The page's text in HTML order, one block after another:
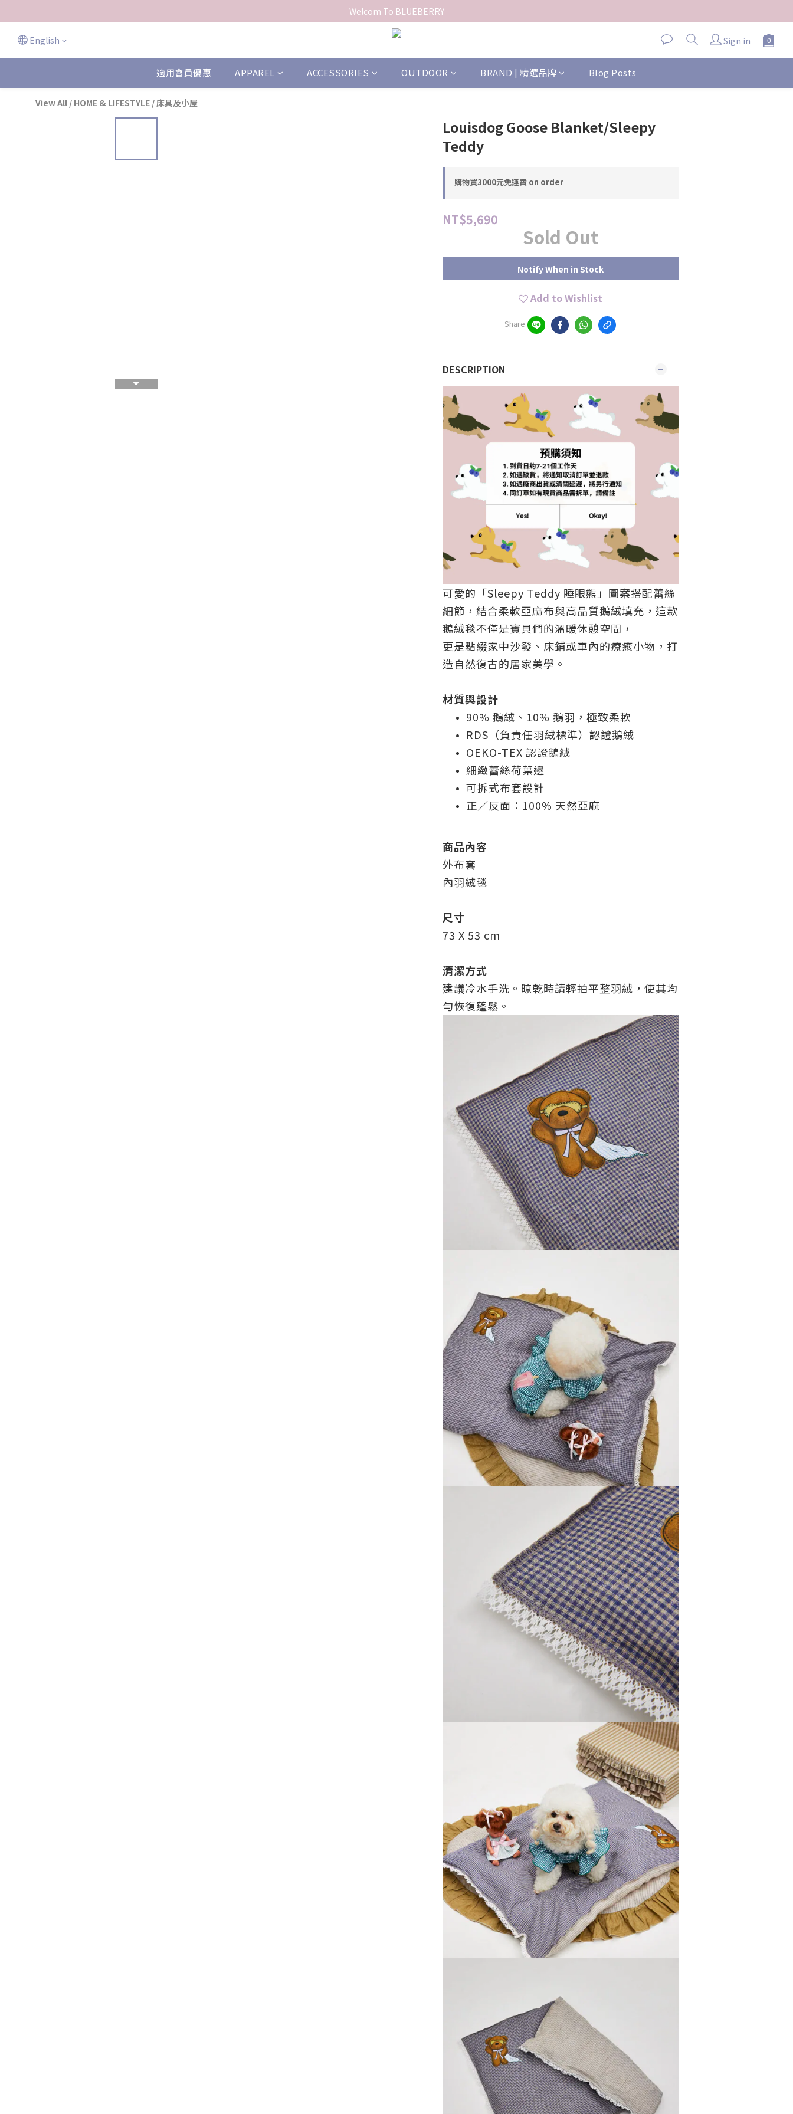
Welcom To BLUEBERRY
English Sign in
適用會員優惠 APPAREL ACCESSORIES OUTDOOR BRAND | 精選品牌 Blog Posts
View All / HOME & LIFESTYLE /床具及小屋
Louisdog Goose Blanket/Sleepy
Teddy
購物買3000元免運費 on order
NT$5,690
Sold Out
Notify When in Stock
Add to Wishlist
Share
DESCRIPTION
可愛的「Sleepy Teddy 睡眼熊」圖案搭配蕾絲
細節，結合柔軟亞麻布與高品質鵝絨填充，這款
鵝絨毯不僅是寶貝們的溫暖休憩空間，
更是點綴家中沙發、床鋪或車內的療癒小物，打
造自然復古的居家美學。
材質與設計
90% 鵝絨、10% 鵝羽，極致柔軟
RDS（負責任羽絨標準）認證鵝絨
OEKO-TEX 認證鵝絨
細緻蕾絲荷葉邊
可拆式布套設計
正／反面：100% 天然亞麻
商品內容
外布套
內羽絨毯
尺寸
73 X 53 cm
清潔方式
建議冷水手洗。晾乾時請輕拍平整羽絨，使其均
勻恢復蓬鬆。